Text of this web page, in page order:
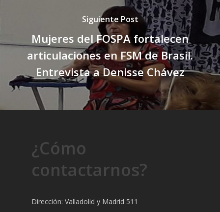
Siguiente Post
Mujeres del FOSPA fortalecen
articulaciones en FSM de Brasil.
Entrevista a Denisse Chávez
¿Cómo
contactarnos?
Dirección: Valladolid y Madrid 511